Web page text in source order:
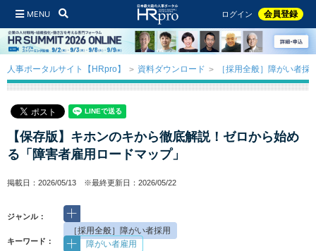
MENU ログイン 会員登録
人事ポータルサイト【HRpro】 資料ダウンロード ［採用全般］障がい者採
【保存版】キホンのキから徹底解説！ゼロから始め
る「障害者雇用ロードマップ」
掲載日：2026/05/13 ※最終更新日：2026/05/22
ジャンル：
［採用全般］障がい者採用
キーワード：
障がい者雇用